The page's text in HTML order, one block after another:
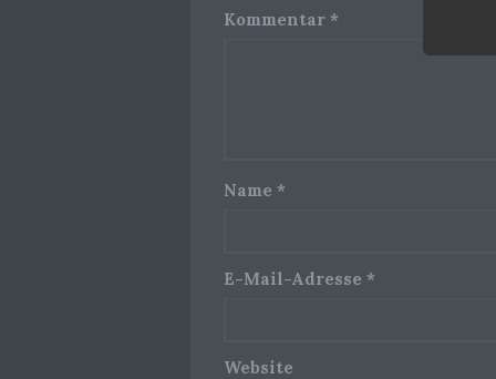
Kommentar *
Name *
E-Mail-Adresse *
Website